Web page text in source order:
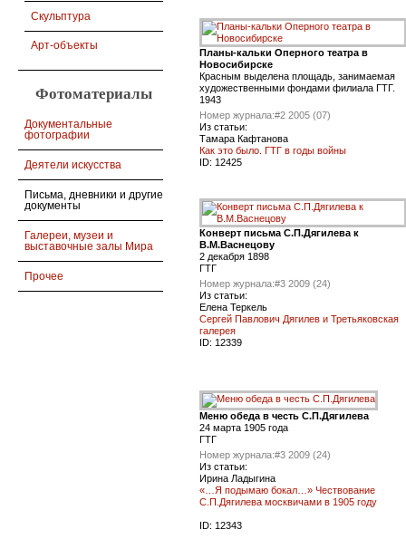
Скульптура
Арт-объекты
Фотоматериалы
Документальные
фотографии
Деятели искусства
Письма, дневники и другие
документы
Галереи, музеи и
выставочные залы Мира
Прочее
Планы-кальки Оперного театра в
Новосибирске
Красным выделена площадь, занимаемая
художественными фондами филиала ГТГ.
1943
Номер журнала:#2 2005 (07)
Из статьи:
Тамара Кафтанова
Как это было. ГТГ в годы войны
ID: 12425
Конверт письма С.П.Дягилева к
В.М.Васнецову
2 декабря 1898
ГТГ
Номер журнала:#3 2009 (24)
Из статьи:
Елена Теркель
Сергей Павлович Дягилев и Третьяковская
галерея
ID: 12339
Меню обеда в честь С.П.Дягилева
24 марта 1905 года
ГТГ
Номер журнала:#3 2009 (24)
Из статьи:
Ирина Ладыгина
«…Я подымаю бокал…» Чествование
С.П.Дягилева москвичами в 1905 году
ID: 12343